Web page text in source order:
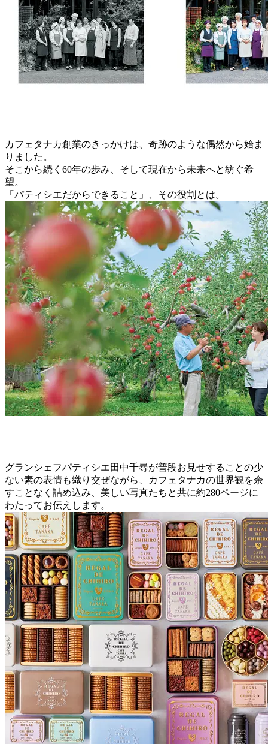
カフェタナカ創業のきっかけは、奇跡のような偶然から始ま
りました。
そこから続く60年の歩み、そして現在から未来へと紡ぐ希
望。
「パティシエだからできること」、その役割とは。
グランシェフパティシエ田中千尋が普段お見せすることの少
ない素の表情も織り交ぜながら、カフェタナカの世界観を余
すことなく詰め込み、美しい写真たちと共に約280ページに
わたってお伝えします。